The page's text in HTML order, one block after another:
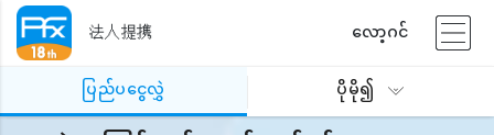
法人提携
လော့ဂင်
ပြည်ပငွေလွှဲ
ပိုမို၍